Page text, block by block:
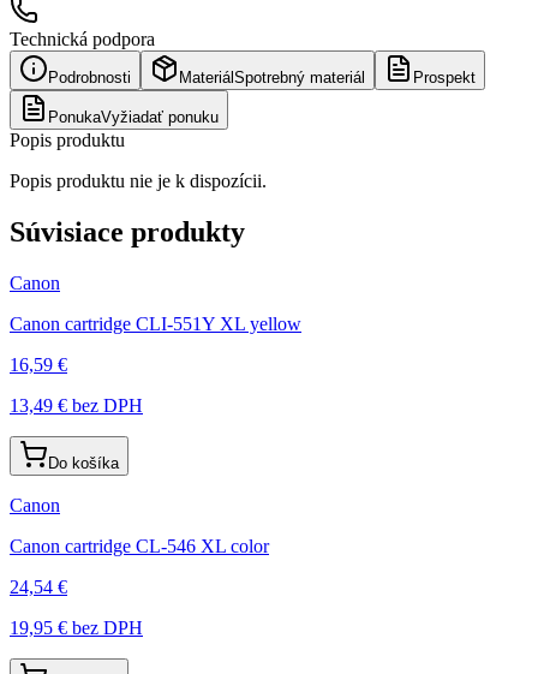
Technická podpora
Podrobnosti Materiál Spotrebný materiál Prospekt
PonukaVyžiadať ponuku
Popis produktu
Popis produktu nie je k dispozícii.
Súvisiace produkty
Canon
Canon cartridge CLI-551Y XL yellow
16,59 €
13,49 € bez DPH
Do košíka
Canon
Canon cartridge CL-546 XL color
24,54 €
19,95 € bez DPH